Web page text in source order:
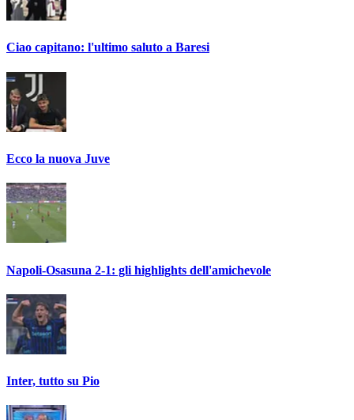
Ciao capitano: l'ultimo saluto a Baresi
Ecco la nuova Juve
Napoli-Osasuna 2-1: gli highlights dell'amichevole
Inter, tutto su Pio